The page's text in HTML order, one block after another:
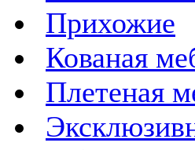
Прихожие
Кованая
Плетеная